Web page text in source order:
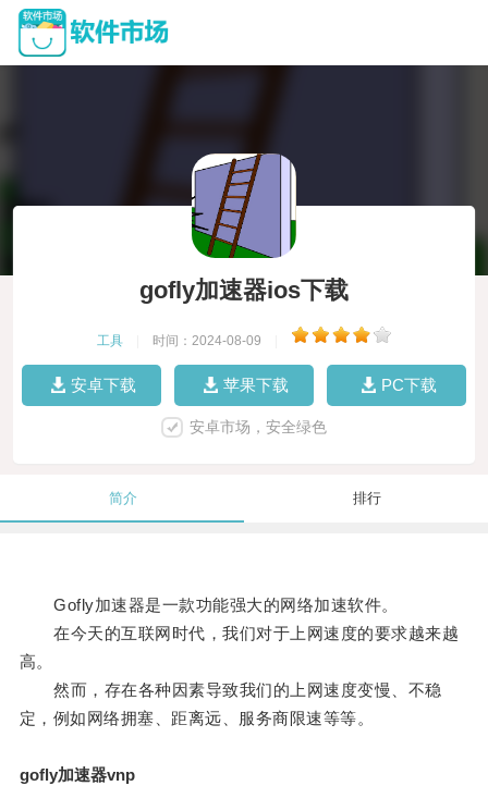
gofly加速器ios下载
工具 时间：2024-08-09
安卓下载 苹果下载 PC下载
安卓市场，安全绿色
简介 排行
Gofly加速器是一款功能强大的网络加速软件。
在今天的互联网时代，我们对于上网速度的要求越来越
高。
然而，存在各种因素导致我们的上网速度变慢、不稳
定，例如网络拥塞、距离远、服务商限速等等。
gofly加速器vnp